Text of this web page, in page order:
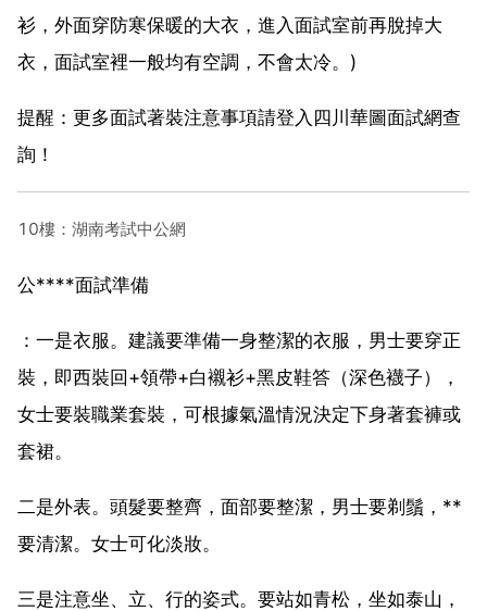
衫，外面穿防寒保暖的大衣，進入面試室前再脫掉大
衣，面試室裡一般均有空調，不會太冷。)
提醒：更多面試著裝注意事項請登入四川華圖面試網查
詢！
10樓：湖南考試中公網
公****面試準備
：一是衣服。建議要準備一身整潔的衣服，男士要穿正
裝，即西裝回+領帶+白襯衫+黑皮鞋答（深色襪子），
女士要裝職業套裝，可根據氣溫情況決定下身著套褲或
套裙。
二是外表。頭髮要整齊，面部要整潔，男士要剃鬚，**
要清潔。女士可化淡妝。
三是注意坐、立、行的姿式。要站如青松，坐如泰山，